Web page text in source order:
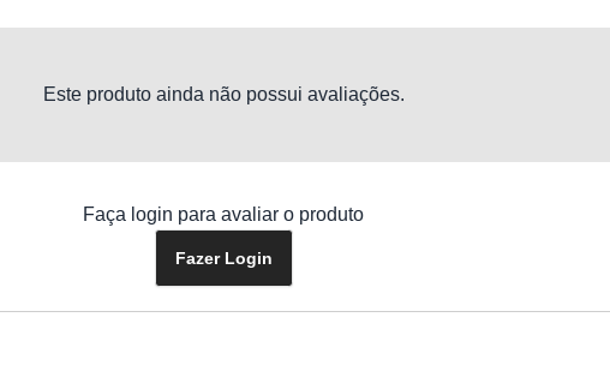
Este produto ainda não possui avaliações.
Faça login para avaliar o produto
Fazer Login